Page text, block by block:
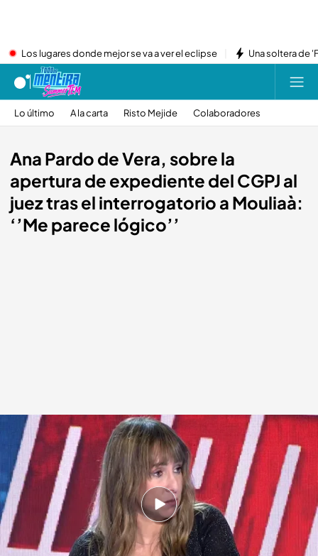
Los lugares donde mejor se va a ver el eclipse Una soltera de
Lo último A la carta Risto Mejide Colaboradores
Ana Pardo de Vera, sobre la
apertura de expediente del CGPJ al
juez tras el interrogatorio a Mouliaà:
‘’Me parece lógico’’
Ana Pardo de Vera
Todo es mentira
22 ENE 2025 - 18:27h.
El Poder Judicial ha emitido una nota
informativa en la que confirma la apertura de